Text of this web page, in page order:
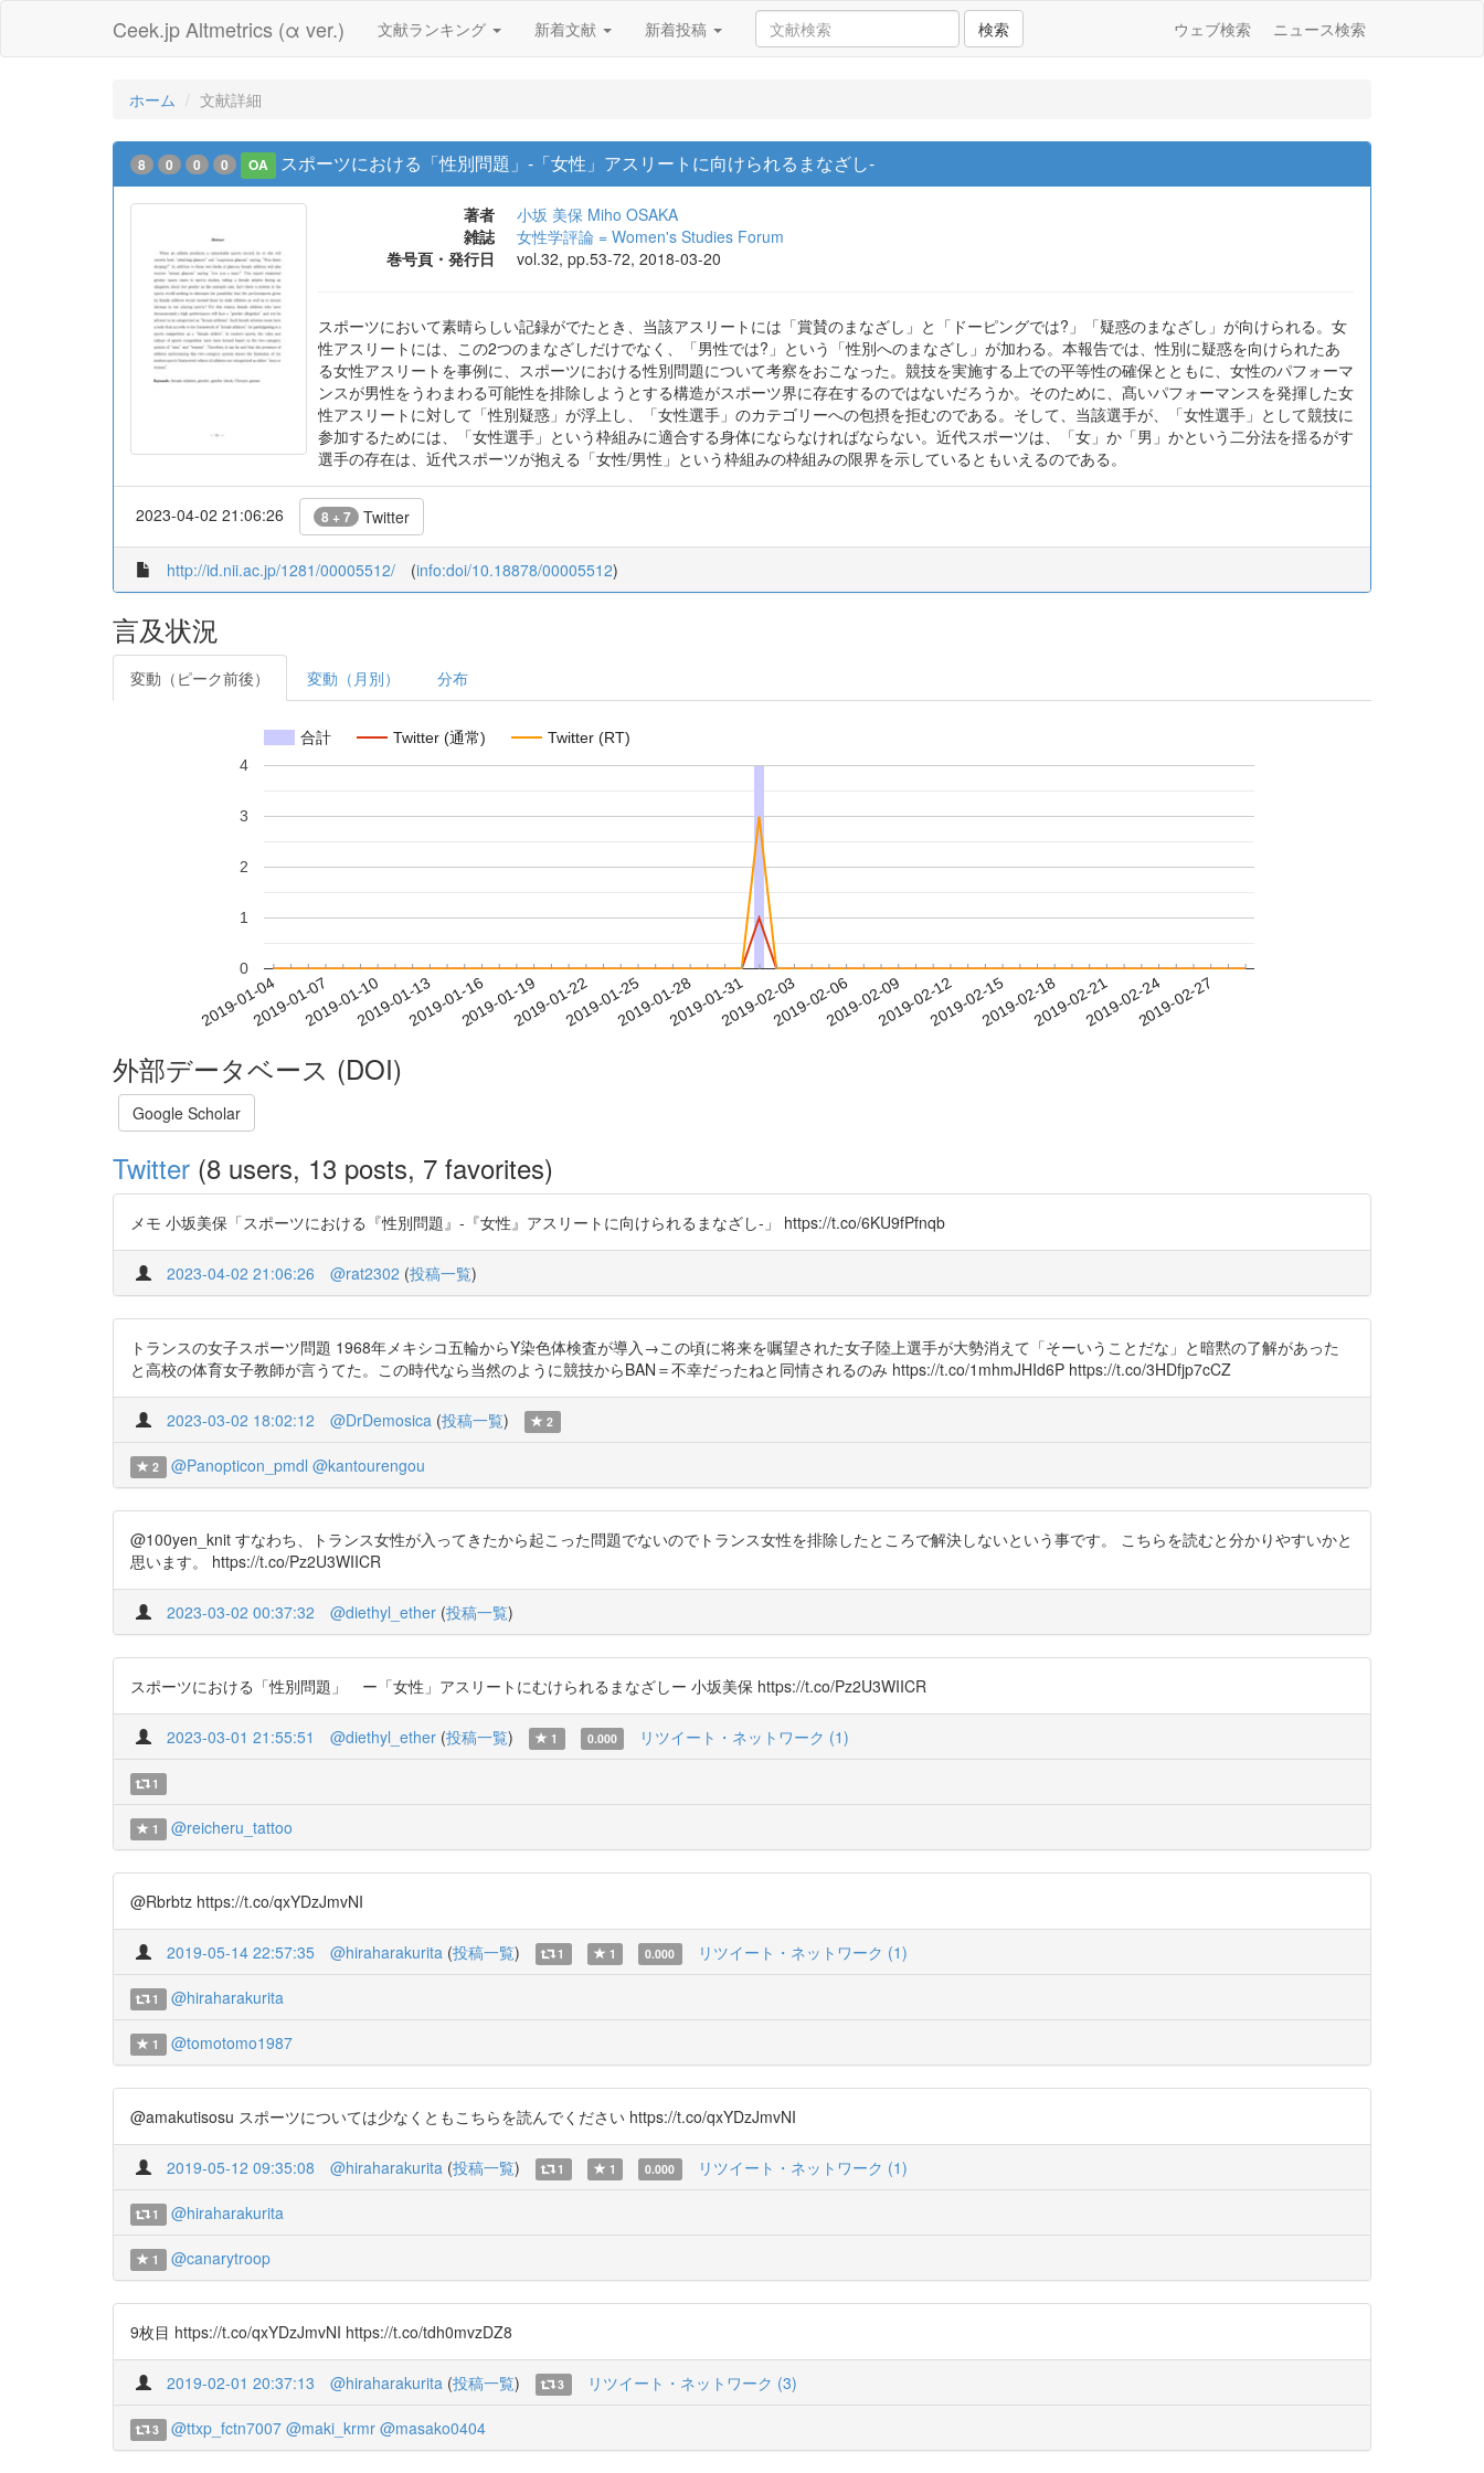
Ceek.jp Altmetrics (α ver.) 文献ランキング 新着文献 新着投稿 検索 ウェブ検索 ニュース検索
ホーム 文献詳細
8 0 0 0 OA スポーツにおける「性別問題」-「女性」アスリートに向けられるまなざし-
著者 小坂 美保 Miho OSAKA
雑誌
女性学評論 = Women's Studies Forum
巻号頁・発行日
vol.32, pp.53-72, 2018-03-20
スポーツにおいて素晴らしい記録がでたとき、当該アスリートには「賞賛のまなざし」と「ドーピングでは?」「疑惑のまなざし」が向けられる。女
性アスリートには、この2つのまなざしだけでなく、「男性では?」という「性別へのまなざし」が加わる。本報告では、性別に疑惑を向けられたあ
る女性アスリートを事例に、スポーツにおける性別問題について考察をおこなった。競技を実施する上での平等性の確保とともに、女性のパフォーマ
ンスが男性をうわまわる可能性を排除しようとする構造がスポーツ界に存在するのではないだろうか。そのために、髙いパフォーマンスを発揮した女
性アスリートに対して「性別疑惑」が浮上し、「女性選手」のカテゴリーへの包摂を拒むのである。そして、当該選手が、「女性選手」として競技に
参加するためには、「女性選手」という枠組みに適合する身体にならなければならない。近代スポーツは、「女」か「男」かという二分法を揺るがす
選手の存在は、近代スポーツが抱える「女性/男性」という枠組みの枠組みの限界を示しているともいえるのである。
2023-04-02 21:06:26 8 + 7 Twitter
http://id.nii.ac.jp/1281/00005512/ (info:doi/10.18878/00005512)
言及状況
変動（ピーク前後） 変動（月別） 分布
合計 Twitter (通常) Twitter (RT)
2019-01-042019-01-072019-01-102019-01-132019-01-162019-01-192019-01-222019-01-252019-01-282019-01-312019-02-032019-02-062019-02-092019-02-122019-02-152019-02-182019-02-212019-02-242019-02-27
0
1
2
3
4
外部データベース (DOI)
Google Scholar
Twitter (8 users, 13 posts, 7 favorites)
メモ 小坂美保「スポーツにおける『性別問題』-『女性』アスリートに向けられるまなざし-」 https://t.co/6KU9fPfnqb
2023-04-02 21:06:26 @rat2302 (投稿一覧)
トランスの女子スポーツ問題 1968年メキシコ五輪からY染色体検査が導入→この頃に将来を嘱望された女子陸上選手が大勢消えて「そーいうことだな」と暗黙の了解があった
と高校の体育女子教師が言うてた。この時代なら当然のように競技からBAN＝不幸だったねと同情されるのみ https://t.co/1mhmJHId6P https://t.co/3HDfjp7cCZ
2023-03-02 18:02:12 @DrDemosica (投稿一覧) 2
2 @Panopticon_pmdl @kantourengou
@100yen_knit すなわち、トランス女性が入ってきたから起こった問題でないのでトランス女性を排除したところで解決しないという事です。 こちらを読むと分かりやすいかと
思います。 https://t.co/Pz2U3WIICR
2023-03-02 00:37:32 @diethyl_ether (投稿一覧)
スポーツにおける「性別問題」 ー「女性」アスリートにむけられるまなざしー 小坂美保 https://t.co/Pz2U3WIICR
2023-03-01 21:55:51 @diethyl_ether (投稿一覧) 1 0.000 リツイート・ネットワーク (1)
1
1 @reicheru_tattoo
@Rbrbtz https://t.co/qxYDzJmvNI
2019-05-14 22:57:35 @hiraharakurita (投稿一覧) 1 1 0.000 リツイート・ネットワーク (1)
1 @hiraharakurita
1 @tomotomo1987
@amakutisosu スポーツについては少なくともこちらを読んでください https://t.co/qxYDzJmvNI
2019-05-12 09:35:08 @hiraharakurita (投稿一覧) 1 1 0.000 リツイート・ネットワーク (1)
1 @hiraharakurita
1 @canarytroop
9枚目 https://t.co/qxYDzJmvNI https://t.co/tdh0mvzDZ8
2019-02-01 20:37:13 @hiraharakurita (投稿一覧) 3 リツイート・ネットワーク (3)
3 @ttxp_fctn7007 @maki_krmr @masako0404